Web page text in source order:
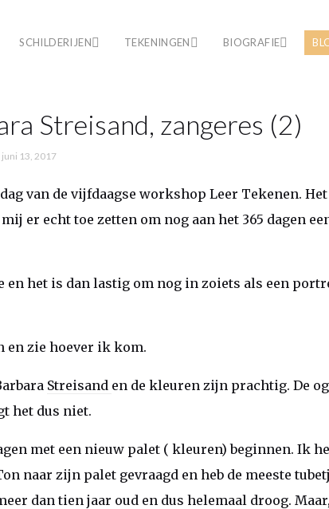
SCHILDERIJEN TEKENINGEN BIOGRAFIE
Streisand, zangeres (2)
juni 13, 2017
van de vijfdaagse workshop Leer Tekenen.
er echt toe zetten om nog aan het 365 dagen
en het is dan lastig om nog in zoiets als een
en zie hoever ik kom.
Streisand en de kleuren zijn prachtig. De
het dus niet.
met een nieuw palet ( kleuren) beginnen. Ik
naar zijn palet gevraagd en heb de meeste
dan tien jaar oud en dus helemaal droog.